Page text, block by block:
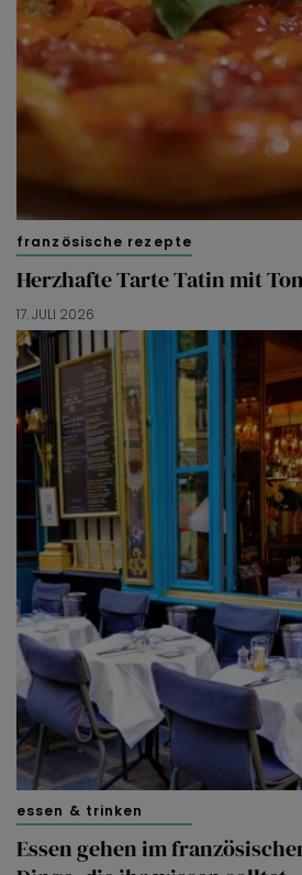
französische rezepte
Herzhafte Tarte Tatin mit
17. JULI 2026
essen & trinken
Essen gehen im